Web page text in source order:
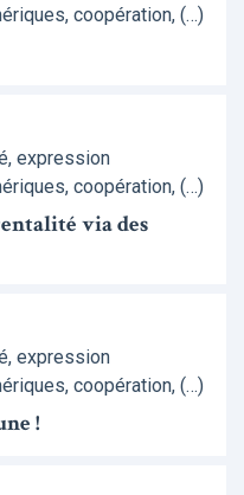
coopération, (…)
expression
coopération, (…)
via des
expression
coopération, (…)
!